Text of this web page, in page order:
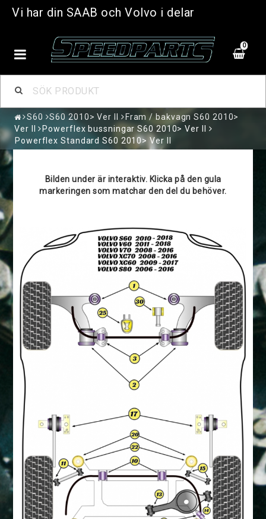
Vi har din SAAB och Volvo i delar
0
S60 S60 2010> Ver II
Fram / bakvagn S60 2010>
Ver II
Powerflex bussningar S60 2010> Ver II
Powerflex Standard S60 2010> Ver II
Bilden under är interaktiv. Klicka på den gula
markeringen som matchar den del du behöver.